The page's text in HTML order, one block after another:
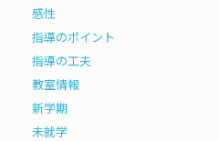
感性
指導のポイント
指導の工夫
教室情報
新学期
未就学